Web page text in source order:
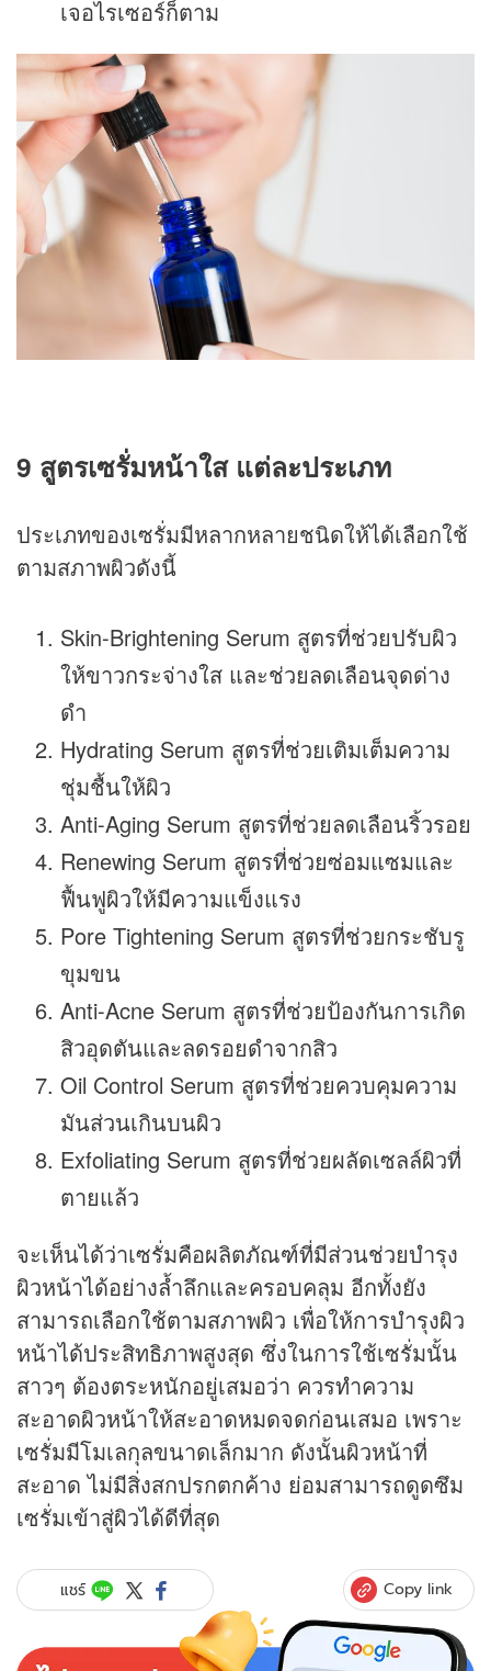
เจอไรเซอร์ก็ตาม
9 สูตรเซรั่มหน้าใส แต่ละประเภท
ประเภทของเซรั่มมีหลากหลายชนิดให้ได้เลือกใช้
ตามสภาพผิวดังนี้
Skin-Brightening Serum สูตรที่ช่วยปรับผิว
ให้ขาวกระจ่างใส และช่วยลดเลือนจุดด่าง
ดำ
Hydrating Serum สูตรที่ช่วยเติมเต็มความ
ชุ่มชื้นให้ผิว
Anti-Aging Serum สูตรที่ช่วยลดเลือนริ้วรอย
Renewing Serum สูตรที่ช่วยซ่อมแซมและ
ฟื้นฟูผิวให้มีความแข็งแรง
Pore Tightening Serum สูตรที่ช่วยกระชับรู
ขุมขน
Anti-Acne Serum สูตรที่ช่วยป้องกันการเกิด
สิวอุดตันและลดรอยดำจากสิว
Oil Control Serum สูตรที่ช่วยควบคุมความ
มันส่วนเกินบนผิว
Exfoliating Serum สูตรที่ช่วยผลัดเซลล์ผิวที่
ตายแล้ว
จะเห็นได้ว่าเซรั่มคือผลิตภัณฑ์ที่มีส่วนช่วยบำรุง
ผิวหน้าได้อย่างล้ำลึกและครอบคลุม อีกทั้งยัง
สามารถเลือกใช้ตามสภาพผิว เพื่อให้การบำรุงผิว
หน้าได้ประสิทธิภาพสูงสุด ซึ่งในการใช้เซรั่มนั้น
สาวๆ ต้องตระหนักอยู่เสมอว่า ควรทำความ
สะอาดผิวหน้าให้สะอาดหมดจดก่อนเสมอ เพราะ
เซรั่มมีโมเลกุลขนาดเล็กมาก ดังนั้นผิวหน้าที่
สะอาด ไม่มีสิ่งสกปรกตกค้าง ย่อมสามารถดูดซึม
เซรั่มเข้าสู่ผิวได้ดีที่สุด
แชร์ Copy link